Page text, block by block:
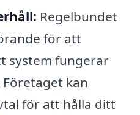
Regelbundet
för att
system fungerar
kan
för att hålla ditt